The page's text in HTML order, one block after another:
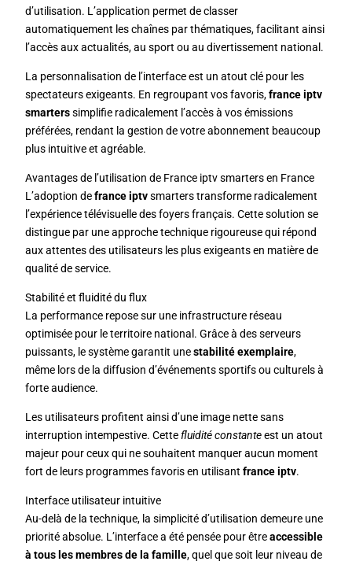
d’utilisation. L’application permet de classer
automatiquement les chaînes par thématiques, facilitant ainsi
l’accès aux actualités, au sport ou au divertissement national.
La personnalisation de l’interface est un atout clé pour les
spectateurs exigeants. En regroupant vos favoris,france iptv
smarterssimplifie radicalement l’accès à vos émissions
préférées, rendant la gestion de votre abonnement beaucoup
plus intuitive et agréable.
Avantages de l’utilisation de France iptv smarters en France
L’adoption defrance iptvsmarters transforme radicalement
l’expérience télévisuelle des foyers français. Cette solution se
distingue par une approche technique rigoureuse qui répond
aux attentes des utilisateurs les plus exigeants en matière de
qualité de service.
Stabilité et fluidité du flux
La performance repose sur une infrastructure réseau
optimisée pour le territoire national. Grâce à des serveurs
puissants, le système garantit unestabilité exemplaire,
même lors de la diffusion d’événements sportifs ou culturels à
forte audience.
Les utilisateurs profitent ainsi d’une image nette sans
interruption intempestive. Cettefluidité constanteest un atout
majeur pour ceux qui ne souhaitent manquer aucun moment
fort de leurs programmes favoris en utilisant france iptv.
Interface utilisateur intuitive
Au-delà de la technique, la simplicité d’utilisation demeure une
priorité absolue. L’interface a été pensée pour êtreaccessible
à tous les membres de la famille, quel que soit leur niveau de